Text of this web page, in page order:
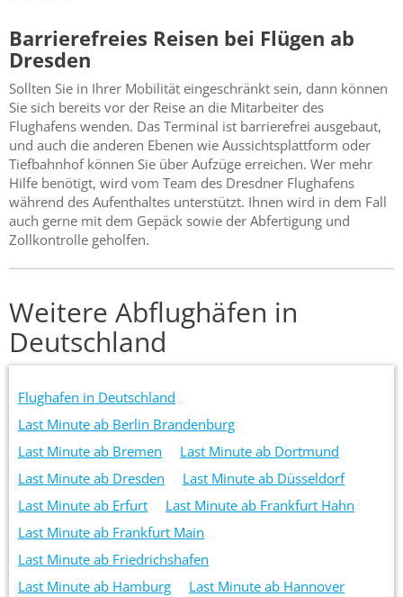
Barrierefreies Reisen bei Flügen ab
Dresden
Sollten Sie in Ihrer Mobilität eingeschränkt sein, dann können
Sie sich bereits vor der Reise an die Mitarbeiter des
Flughafens wenden. Das Terminal ist barrierefrei ausgebaut,
und auch die anderen Ebenen wie Aussichtsplattform oder
Tiefbahnhof können Sie über Aufzüge erreichen. Wer mehr
Hilfe benötigt, wird vom Team des Dresdner Flughafens
während des Aufenthaltes unterstützt. Ihnen wird in dem Fall
auch gerne mit dem Gepäck sowie der Abfertigung und
Zollkontrolle geholfen.
Weitere Abflughäfen in
Deutschland
Flughafen in Deutschland
Last Minute ab Berlin Brandenburg
Last Minute ab Bremen
Last Minute ab Dortmund
Last Minute ab Dresden
Last Minute ab Düsseldorf
Last Minute ab Erfurt
Last Minute ab Frankfurt Hahn
Last Minute ab Frankfurt Main
Last Minute ab Friedrichshafen
Last Minute ab Hamburg
Last Minute ab Hannover